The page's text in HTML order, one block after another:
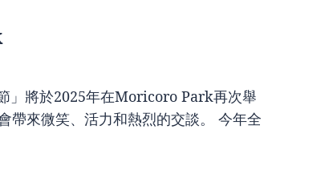
」將於2025年在Moricoro Park再次舉
帶來微笑、活力和熱烈的交談。 今年全